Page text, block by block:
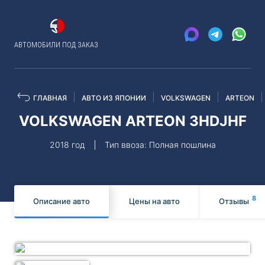
АВТОМОБИЛИ ПОД ЗАКАЗ
ГЛАВНАЯ АВТО ИЗ ЯПОНИИ VOLKSWAGEN ARTEON
VOLKSWAGEN ARTEON 3HDJHF
2018 год Тип ввоза: Полная пошлина
Описание авто Цены на авто Отзывы 8